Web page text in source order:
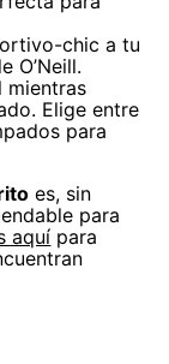
chic a tu
O’Neill.
mientras
Elige entre
para
es, sin
para
aquí para